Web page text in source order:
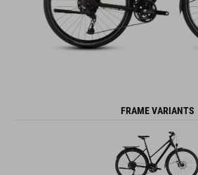
FRAME VARIANTS